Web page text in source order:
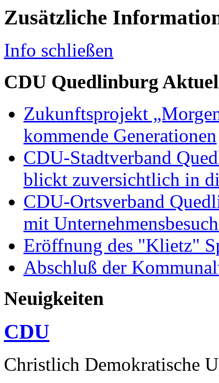
Zusätzliche
Info schließen
CDU Quedlinburg
Zukunftsprojekt
kommende Generationen
CDU-Stadtverband
blickt zuversichtlich in
CDU-Ortsverband
mit
Eröffnung des "Klietz"
Abschluß der
Neuigkeiten
CDU
Christlich Demokratische